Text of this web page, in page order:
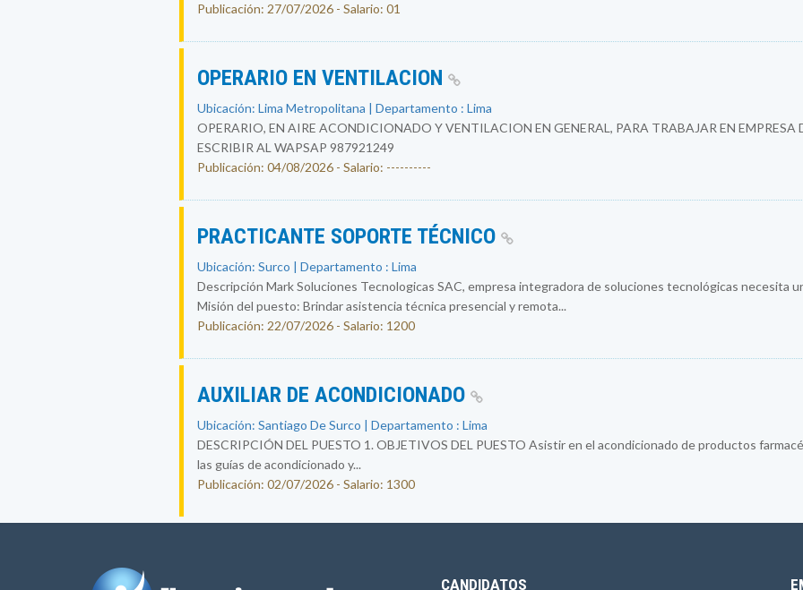
Publicación: 27/07/2026 - Salario: 01
OPERARIO EN VENTILACION
Ubicación: Lima Metropolitana | Departamento : Lima
OPERARIO, EN AIRE ACONDICIONADO Y VENTILACION EN GENERAL, PARA TRABAJAR EN EMPRESA
ESCRIBIR AL WAPSAP 987921249
Publicación: 04/08/2026 - Salario: ----------
PRACTICANTE SOPORTE TÉCNICO
Ubicación: Surco | Departamento : Lima
Descripción Mark Soluciones Tecnologicas SAC, empresa integradora de soluciones tecnológicas necesita
Misión del puesto: Brindar asistencia técnica presencial y remota...
Publicación: 22/07/2026 - Salario: 1200
AUXILIAR DE ACONDICIONADO
Ubicación: Santiago De Surco | Departamento : Lima
DESCRIPCIÓN DEL PUESTO 1. OBJETIVOS DEL PUESTO Asistir en el acondicionado de productos
las guías de acondicionado y...
Publicación: 02/07/2026 - Salario: 1300
CANDIDATOS